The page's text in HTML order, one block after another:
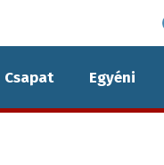
Csapat Egyéni